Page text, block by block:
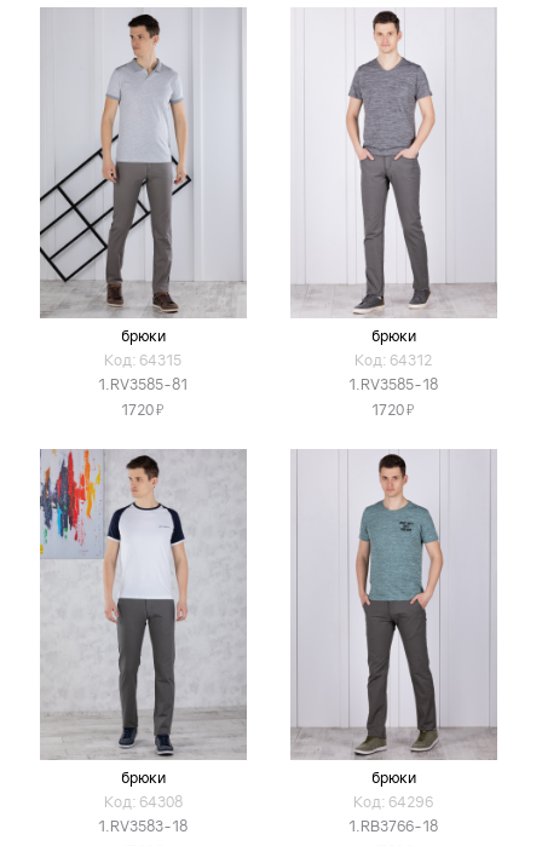
брюки
Код: 64315
1.RV3585-81
1720Я
брюки
Код: 64312
1.RV3585-18
1720Я
брюки
Код: 64308
1.RV3583-18
брюки
Код: 64296
1.RB3766-18